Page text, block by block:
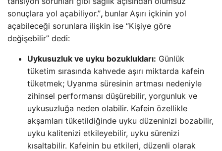
sonuçlara yol açabiliyor.”, bunlar Aşırı içkinin yol
açabileceği sorunlara ilişkin ise “Kişiye göre
değişebilir” dedi:
Uykusuzluk ve uyku bozuklukları: Günlük
tüketim sırasında kahvede aşırı miktarda kafein
tüketmek; Uyanma süresinin artması nedeniyle
zihinsel performansı düşürebilir, yorgunluk ve
uykusuzluğa neden olabilir. Kafein özellikle
akşamları tüketildiğinde uyku düzeninizi bozabilir,
uyku kalitenizi etkileyebilir, uyku sürenizi
kısaltabilir. Kafeinin bu etkileri, düzenli olarak